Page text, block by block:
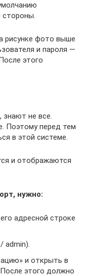
стороны.
рисунке фото выше
и пароля —
этого
знают не все.
Поэтому перед тем
в этой системе.
и отображаются
нужно:
адресной строке
admin).
и открыть в
этого должно